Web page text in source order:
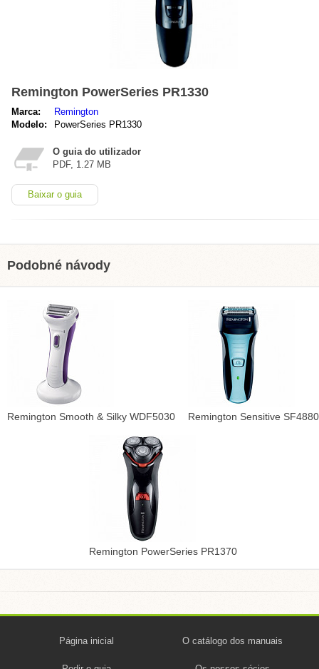
Remington PowerSeries PR1330
Marca:
Remington
Modelo:
PowerSeries PR1330
O guia do utilizador
PDF, 1.27 MB
Baixar o guia
Podobné návody
Remington Smooth & Silky WDF5030 Remington Sensitive SF4880
Remington PowerSeries PR1370
Página inicial O catálogo dos manuais